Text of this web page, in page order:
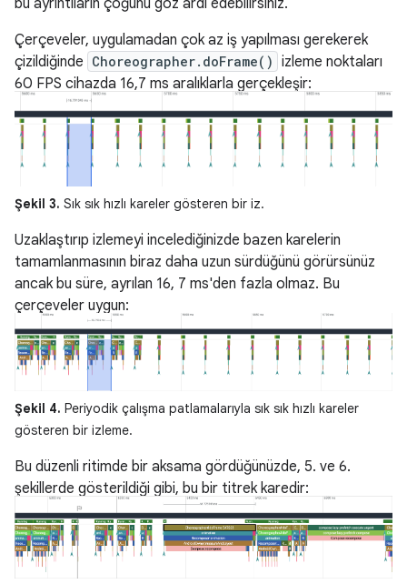
Çerçeveler, uygulamadan çok az iş yapılması gerekerek
çizildiğinde Choreographer.doFrame() izleme noktaları
60 FPS cihazda 16,7 ms aralıklarla gerçekleşir:
Şekil 3. Sık sık hızlı kareler gösteren bir iz.
Uzaklaştırıp izlemeyi incelediğinizde bazen karelerin
tamamlanmasının biraz daha uzun sürdüğünü görürsünüz
ancak bu süre, ayrılan 16, 7 ms'den fazla olmaz. Bu
çerçeveler uygun:
Şekil 4. Periyodik çalışma patlamalarıyla sık sık hızlı kareler
gösteren bir izleme.
Bu düzenli ritimde bir aksama gördüğünüzde, 5. ve 6.
şekillerde gösterildiği gibi, bu bir titrek karedir: